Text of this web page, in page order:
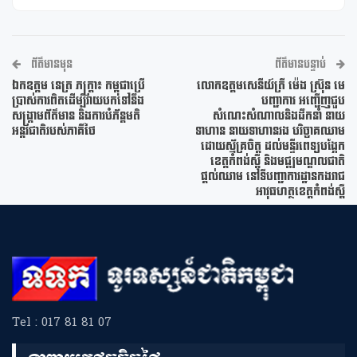
ព័ត៌មានមុន
ឯកឧត្តម នេត្រ ភក្ត្រា៖ កម្ពុជាប្រើ
ប្រាស់ការពិតដើម្បីវាយបកទៅនឹង
សង្គ្រាមព័ត៌មាន និងការបំភ័ន្តមតិ
អន្តរជាតិរបស់ភាគីថៃ
ព័ត៌មានបន្ទាប់
លោកឧត្តមសេនីយ៍ត្រី ម៉េង ស្រ៊ុន មេ
បញ្ជាការ​ អញ្ជើញ​ជួប​
សំណេះសំណាល​និងដឹកនាំ​​ នាយ
ទាហាន នាយទាហានរង​ បរិច្ចាគឈាម
ដោយស្ម័គ្រចិត្ត ដល់មន្ទីរពេទ្យបង្អែក
ខេត្តកំពង់ស្ពឺ និងមជ្ឍមណ្ឌលជាតិ
ផ្តល់ឈាម​​ នៅទីបញ្ជាការដ្ឋានកងរាជ
អាវុធហត្ថខេត្តកំពង់ស្ពឺ
Tel : 017 81 81 07